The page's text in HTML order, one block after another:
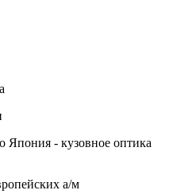
Япония - кузовное оптика
а/м